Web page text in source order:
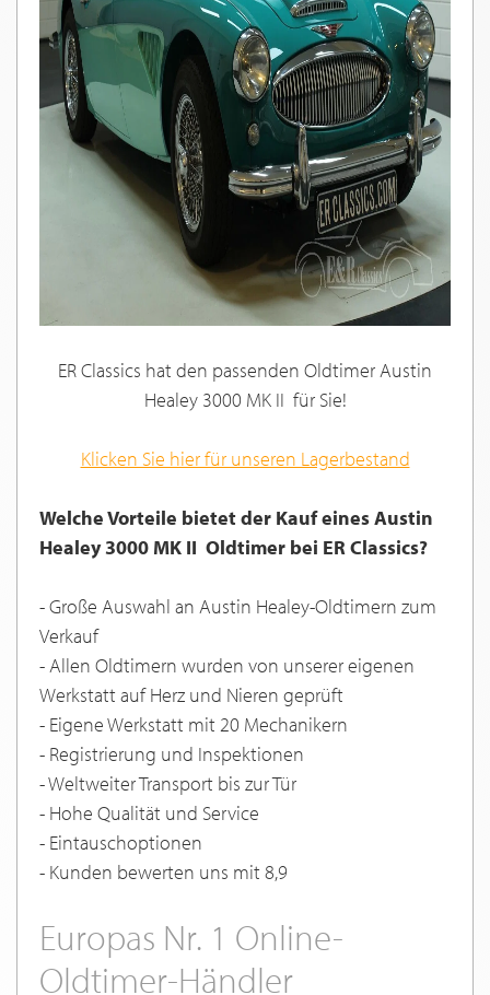
ER Classics hat den passenden Oldtimer Austin
Healey 3000 MK II für Sie!
Klicken Sie hier für unseren Lagerbestand
Welche Vorteile bietet der Kauf eines Austin
Healey 3000 MK II Oldtimer bei ER Classics?
- Große Auswahl an Austin Healey-Oldtimern zum
Verkauf
- Allen Oldtimern wurden von unserer eigenen
Werkstatt auf Herz und Nieren geprüft
- Eigene Werkstatt mit 20 Mechanikern
- Registrierung und Inspektionen
- Weltweiter Transport bis zur Tür
- Hohe Qualität und Service
- Eintauschoptionen
- Kunden bewerten uns mit 8,9
Europas Nr. 1 Online-
Oldtimer-Händler